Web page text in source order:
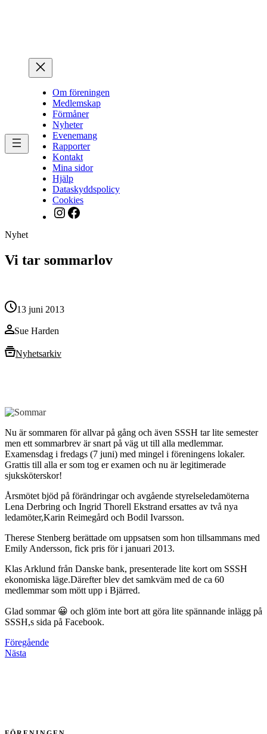
Om föreningen
Medlemskap
Förmåner
Nyheter
Evenemang
Rapporter
Kontakt
Mina sidor
Hjälp
Dataskyddspolicy
Cookies
Instagram
Facebook
Nyhet
Vi tar sommarlov
13 juni 2013
Sue Harden
Nyhetsarkiv
Nu är sommaren för allvar på gång och även SSSH tar lite semester
men ett sommarbrev är snart på väg ut till alla medlemmar.
Examensdag i fredags (7 juni) med mingel i föreningens lokaler.
Grattis till alla er som tog er examen och nu är legitimerade
sjuksköterskor!
Årsmötet bjöd på förändringar och avgående styrelseledamöterna
Lena Derbring och Ingrid Thorell Ekstrand ersattes av två nya
ledamöter,Karin Reimegård och Bodil Ivarsson.
Therese Stenberg berättade om uppsatsen som hon tillsammans med
Emily Andersson, fick pris för i januari 2013.
Klas Arklund från Danske bank, presenterade lite kort om SSSH
ekonomiska läge.Därefter blev det samkväm med de ca 60
medlemmar som mött upp i Bjärred.
Glad sommar 😀 och glöm inte bort att göra lite spännande inlägg på
SSSH,s sida på Facebook.
Föregående
Nästa